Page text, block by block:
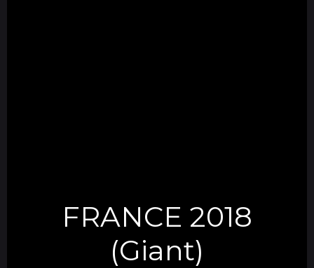
FRANCE 2018
(Giant)